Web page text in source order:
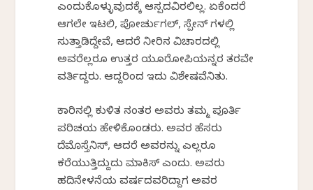
ಎಂದುಕೊಳ್ಳುವುದಕ್ಕೆ ಆಸ್ಪದವಿರಲಿಲ್ಲ. ಏಕೆಂದರೆ
ಆಗಲೇ ಇಟಲಿ, ಪೋರ್ಚುಗಲ್, ಸ್ಪೇನ್ ಗಳಲ್ಲಿ
ಸುತ್ತಾಡಿದ್ದೇವೆ, ಆದರೆ ನೀರಿನ ವಿಚಾರದಲ್ಲಿ
ಅವರೆಲ್ಲರೂ ಉತ್ತರ ಯೂರೋಪಿಯನ್ನರ ತರವೇ
ವರ್ತಿಸಿದ್ದರು. ಆದ್ದರಿಂದ ಇದು ವಿಶೇಷವೆನಿಸಿತು.
ಕಾರಿನಲ್ಲಿ ಕುಳಿತ ನಂತರ ಅವರು ತಮ್ಮ ಪೂರ್ತಿ
ಪರಿಚಯ ಹೇಳಿಕೊಂಡರು. ಅವರ ಹೆಸರು
ದೆಮೊಸ್ತೆನಿಸ್, ಆದರೆ ಅವರನ್ನು ಎಲ್ಲರೂ
ಕರೆಯುತ್ತಿದ್ದುದು ಮಾಕಿಸ್ ಎಂದು. ಅವರು
ಹದಿನೇಳನೆಯ ವರ್ಷದವರಿದ್ದಾಗ ಅವರ